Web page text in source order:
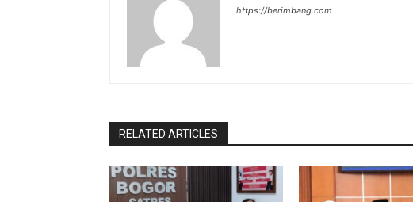
https://berimbang.com
RELATED ARTICLES